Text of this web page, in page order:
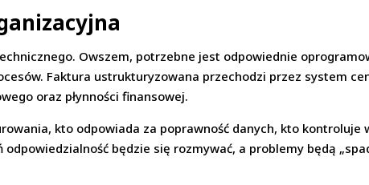
Owszem, potrzebne jest odpowiednie
Faktura ustrukturyzowana przechodzi przez system
oraz płynności finansowej.
kto odpowiada za poprawność danych, kto kontroluje
będzie się rozmywać, a problemy będą